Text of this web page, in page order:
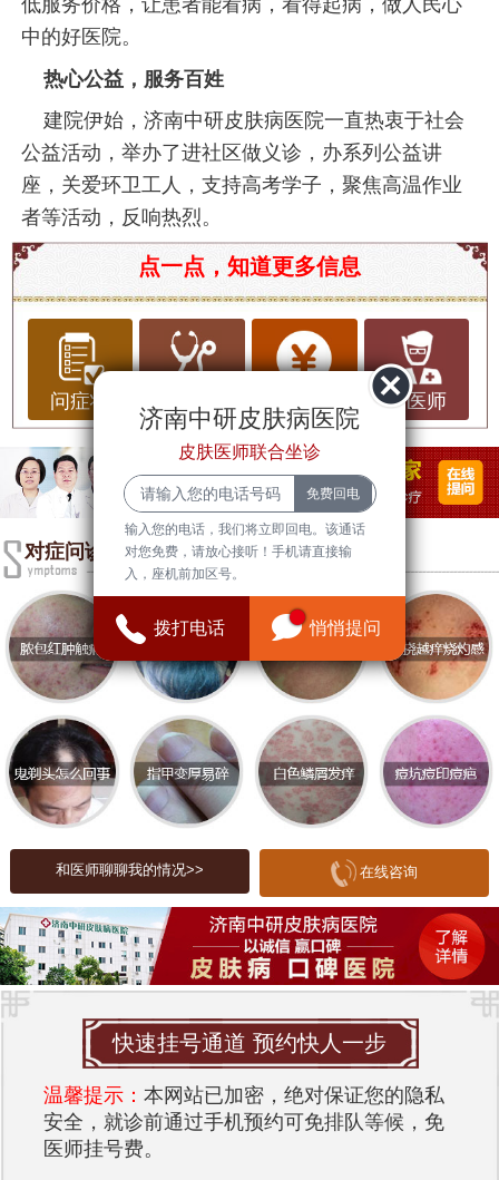
中的好医院。
热心公益，服务百姓
建院伊始，济南中研皮肤病医院一直热衷于社会
公益活动，举办了进社区做义诊，办系列公益讲
座，关爱环卫工人，支持高考学子，聚焦高温作业
者等活动，反响热烈。
点痣增生疤痕疙瘩的彻底消除方法
点痣是许多人为了美观而选择的美容方式，但在某
些情况下，点痣后可能会出现增生疤痕疙瘩。这种
情况不仅影响外观，还可能带来心理负担。将探讨
疤痕修复的基本常识、医院服务、环境对皮肤的影
响，并推荐
济南中研皮肤病医院，帮助您更好地预
防和处理这一问题。
疤痕修复基本常识
疤痕是皮肤在愈合过程中形成的纤维组织，增生疤
痕疙瘩则是由于皮肤过度愈合而产生的。了解疤痕
的形成机制是修复的第一步。常见的疤痕类型包括
萎缩性疤痕、增生性疤痕和瘢痕疙瘩。对于增生疤
痕，及时的干预和治疗至关重要。
修复疤痕的方法有很多，包括激光治疗、微针疗
法、药物注射等。激光治疗可以有效减少疤痕的红
色和厚度，而微针疗法则通过刺激皮肤自我修复来
改善疤痕外观。药物注射如类固醇可以帮助减轻疤
痕的增生。
医院服务
选择专业的医院进行疤痕修复是非常重要的。专业
医院通常拥有出色的设备和经验丰富的医生，能够
为患者提供个性化的治疗方案。在治疗前，医生会
对患者的皮肤状况进行详细评估，并根据具体情况
制定合适的治疗计划。
济南中研皮肤病医院，医院提供多种疤痕修复服
务，包括激光治疗、冷冻疗法和药物注射等。医院
的医生团队由多位皮肤科专家组成，能够为患者提
点一点，知道更多信息
问症状 问医师
对症问诊
和医师聊聊我的情况>> 在线咨询
快速挂号通道 预约快人一步
温馨提示： 本网站已加密，绝对保证您的隐私
安全，就诊前通过手机预约可免排队等候，免
医师挂号费。
济南中研皮肤病医院
皮肤医师联合坐诊
输入您的电话，我们将立即回电。该通话
对您免费，请放心接听！手机请直接输
入，座机前加区号。
拨打电话 悄悄提问